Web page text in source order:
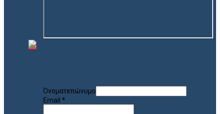
Όνοματεπώνυμο
Email *